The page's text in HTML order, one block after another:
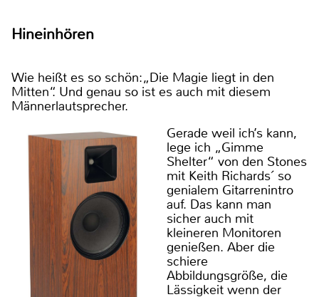
Hineinhören
Wie heißt es so schön:„Die Magie liegt in den
Mitten“. Und genau so ist es auch mit diesem
Männerlautsprecher.
Gerade weil ich’s kann,
lege ich „Gimme
Shelter“ von den Stones
mit Keith Richards´ so
genialem Gitarrenintro
auf. Das kann man
sicher auch mit
kleineren Monitoren
genießen. Aber die
schiere
Abbildungsgröße, die
Lässigkeit wenn der